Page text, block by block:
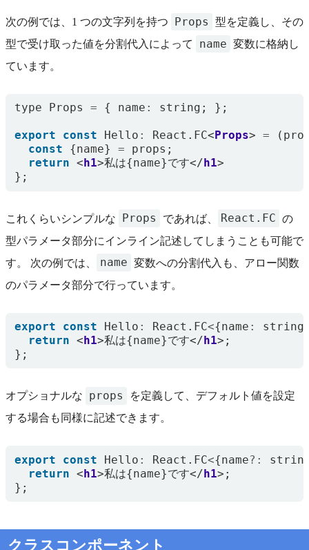
次の例では、1 つの文字列を持つ Props
型を定義し、その
型で受け取った値を分割代入によって
name 変数に格納し
ています。
type Props = { name : string ; };
export const Hello : React . FC< Props> = (
const
{name} = props ;
return < h1>私は{name}です</ h1>
};
これくらいシンプルな Props であれば、 React.FC の
型パラメータ部分にインライン記述してしまうことも可能で
す。 次の例では、
name 変数への分割代入も、アロー関数
のパラメータ部分で行っています。
export const Hello : React . FC<{name : string
return <h1>私は{name}です</h1>;
};
オプショナルな props
を定義して、デフォルト値を設定
する場合も同様に記述できます。
export const Hello : React . FC<{name?:
return <h1>私は{name}です</h1>;
};
クラスコンポーネント